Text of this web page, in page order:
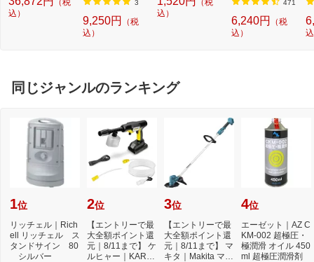
器 MUS158DZ
（税
込）
1
3
9,250円
（税
込）
プシールセット ブ
ルー DYKTSBL
（税
込）
471
6,240円
（税
込）
同じジャンルのランキング
1位
リッチェル｜Rich
ell リッチェル ス
タンドサイン 80
シルバー
2位
【エントリーで最
大全額ポイント還
元｜8/11まで】 ケ
ルヒャー｜KARC
3位
【エントリーで最
大全額ポイント還
元｜8/11まで】 マ
キタ｜Makita マキ
4位
エーゼット｜AZ C
KM-002 超極圧・
極潤滑 オイル 450
ml 超極圧潤滑剤